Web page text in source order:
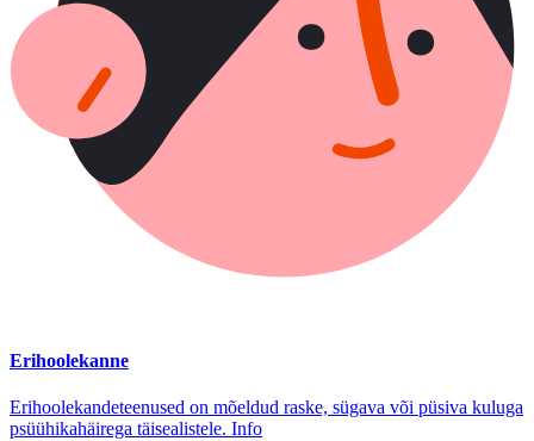
Erihoolekanne
Erihoolekandeteenused on mõeldud raske, sügava või püsiva kuluga
psüühikahäirega täisealistele. Info